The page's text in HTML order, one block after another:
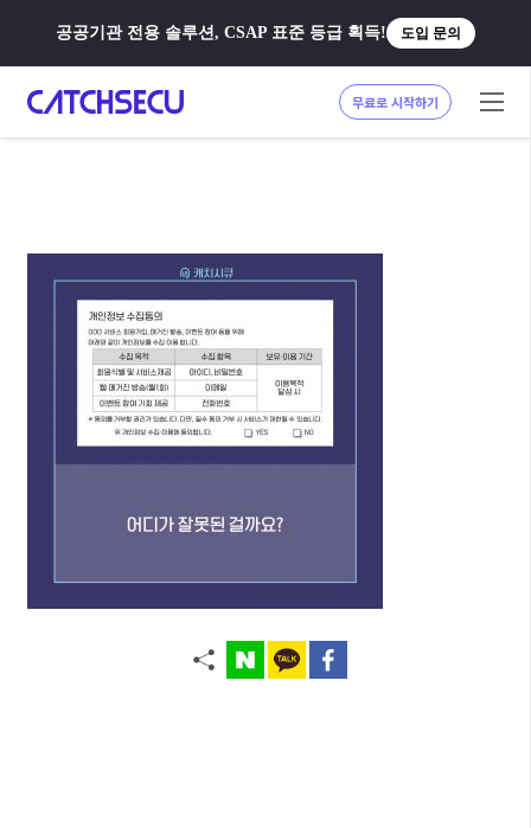
공공기관 전용 솔루션, CSAP 표준 등급 획득! 도입 문의
무료로 시작하기